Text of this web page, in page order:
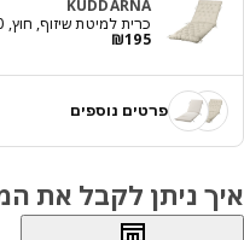
KUDDARNA
כרית למיטת שיזוף, חוץ, ‎190x60 ס"מ‏
₪195 מחיר ₪ 195
פרטים נוספים
ניתן לקבל את